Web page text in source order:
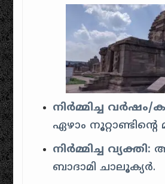
നിർമ്മിച്ച വർഷം/
ഏഴാം നൂറ്റാണ്ടിന്റെ
നിർമ്മിച്ച വ്യക്തി:
ബാദാമി ചാലൂക്യർ.